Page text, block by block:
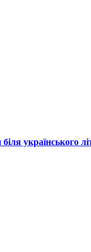
українського